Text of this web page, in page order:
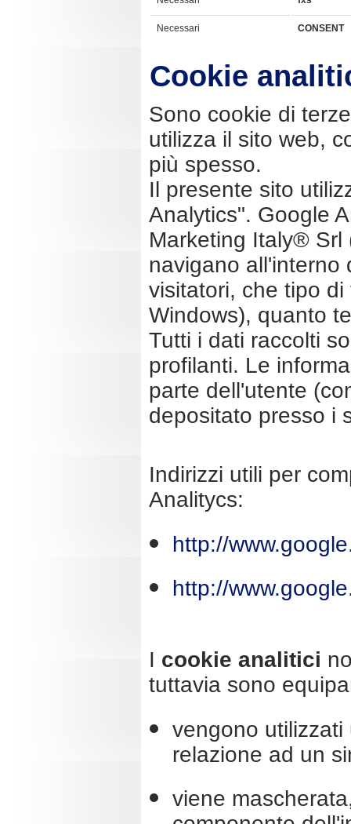
Necessari CONSENT
Cookie
Sono cookie di
utilizza il sito web,
più spesso.
Il presente sito
Analytics". Google
Marketing Italy® Srl
navigano all'interno
visitatori, che tipo
Windows), quanto
Tutti i dati raccolti
profilanti. Le
parte dell'utente
depositato presso i
Indirizzi utili per
Analitycs:
http://
http://
I cookie analitici
tuttavia sono
vengono
relazione ad un
viene